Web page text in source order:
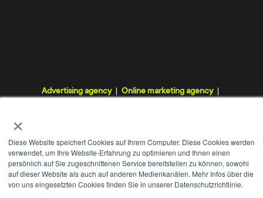
×
Diese Website speichert Cookies auf Ihrem Computer. Diese Cookies werden
verwendet, um Ihre Website-Erfahrung zu optimieren und Ihnen einen
persönlich auf Sie zugeschnittenen Service bereitstellen zu können, sowohl
auf dieser Website als auch auf anderen Medienkanälen. Mehr Infos über die
von uns eingesetzten Cookies finden Sie in unserer Datenschutzrichtlinie.
Advertising agency
Online marketing agency